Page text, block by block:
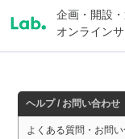
企画・開設
オンライン
ヘルプ / お問い合わせ
よくある質問・お問